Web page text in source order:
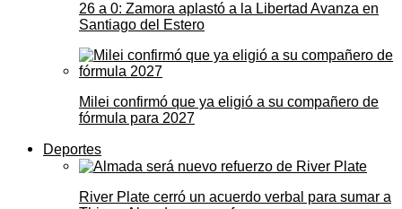
26 a 0: Zamora aplastó a la Libertad Avanza en
Santiago del Estero
Milei confirmó que ya eligió a su compañero de
fórmula para 2027
Deportes
River Plate cerró un acuerdo verbal para sumar a